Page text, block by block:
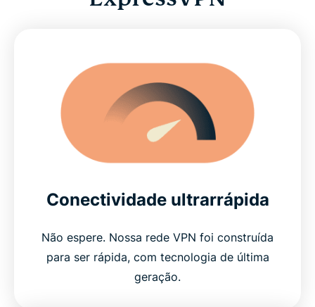
Conectividade ultrarrápida
Não espere. Nossa rede VPN foi construída
para ser rápida, com tecnologia de última
geração.